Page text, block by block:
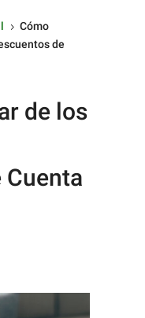
5 Cómo
de
de los